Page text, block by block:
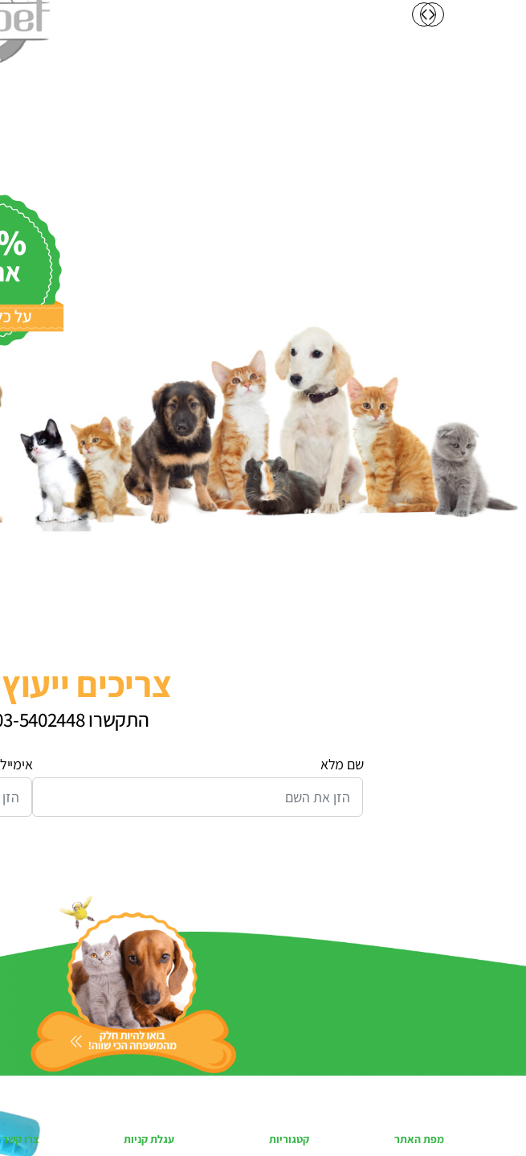
צריכים
התקשרו 03-5402448 מלאו את הטופס ושילחו
שם מלא אימייל
מפת האתר קטגוריות עגלת קניות צרו קשר